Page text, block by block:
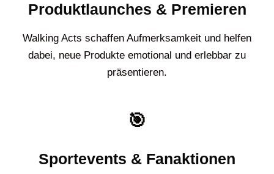
Produktlaunches & Premieren
Walking Acts schaffen Aufmerksamkeit und helfen
dabei, neue Produkte emotional und erlebbar zu
präsentieren.
🎯
Sportevents & Fanaktionen